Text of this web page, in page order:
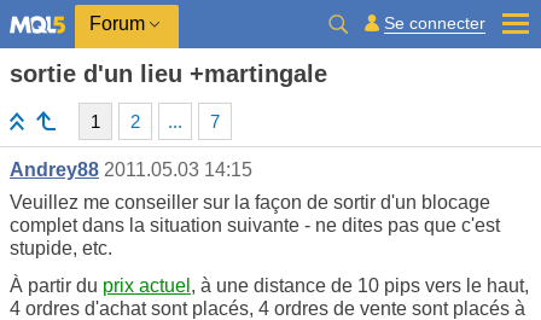
Forum Se connecter
sortie d'un lieu +martingale
1 2 ... 7
Andrey88 2011.05.03 14:15
Veuillez me conseiller sur la façon de sortir d'un blocage
complet dans la situation suivante - ne dites pas que c'est
stupide, etc.
À partir du prix actuel , à une distance de 10 pips vers le haut,
4 ordres d'achat sont placés, 4 ordres de vente sont placés à